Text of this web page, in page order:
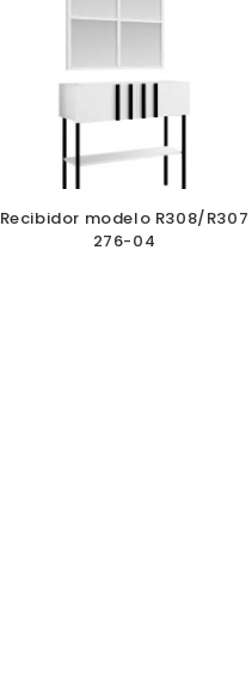
Recibidor modelo R308/R307
276-04